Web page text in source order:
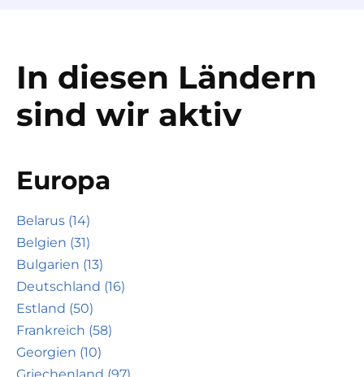
In diesen Ländern
sind wir aktiv
Europa
Belarus (14)
Belgien (31)
Bulgarien (13)
Deutschland (16)
Estland (50)
Frankreich (58)
Georgien (10)